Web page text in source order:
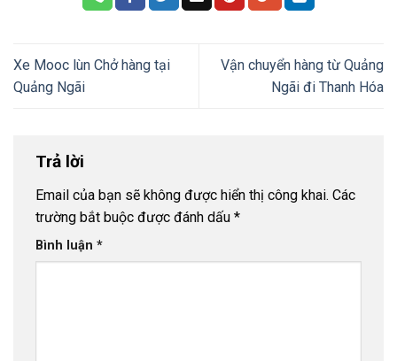
Xe Mooc lùn Chở hàng tại
Quảng Ngãi
Vận chuyển hàng từ Quảng
Ngãi đi Thanh Hóa
Trả lời
Email của bạn sẽ không được hiển thị công khai. Các
trường bắt buộc được đánh dấu *
Bình luận *